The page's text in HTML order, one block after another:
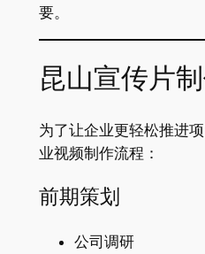
要。
昆山宣传片
为了让企业更轻松推进
业视频制作流程：
前期策划
公司调研